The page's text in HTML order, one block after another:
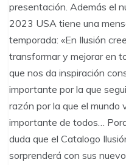
presentación. Además el
2023 USA tiene una
temporada: «En Ilusión
transformar y mejorar en
que nos da inspiración
importante por la que
razón por la que el mundo
importante de todos…
duda que el Catalogo
sorprenderá con sus